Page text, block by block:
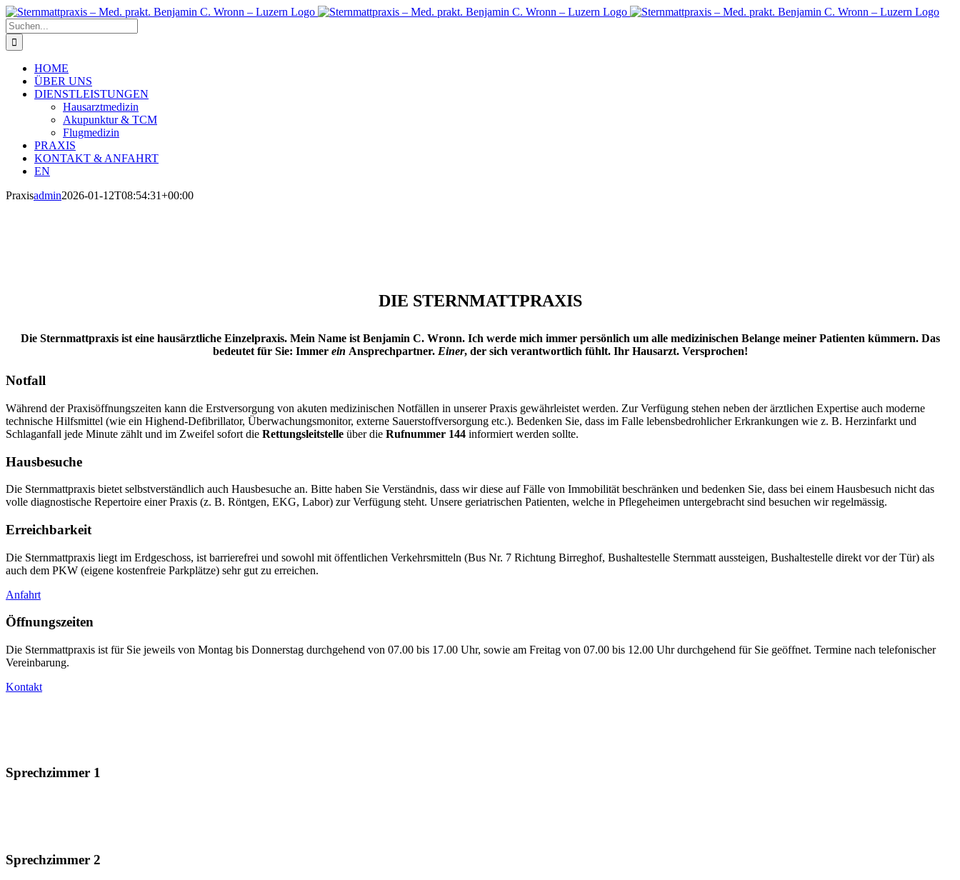
Zum
Inhalt
springen
Suche
nach:
HOME
ÜBER UNS
DIENSTLEISTUNGEN
Hausarztmedizin
Akupunktur & TCM
Flugmedizin
PRAXIS
KONTAKT & ANFAHRT
EN
Praxisadmin2026-01-12T08:54:31+00:00
DIE STERNMATTPRAXIS
Die Sternmattpraxis ist eine hausärztliche Einzelpraxis. Mein Name ist Benjamin C. Wronn. Ich werde mich immer persönlich um alle medizinischen Belange meiner Patienten kümmern. Das
bedeutet für Sie: Immer ein Ansprechpartner. Einer, der sich verantwortlich fühlt. Ihr Hausarzt. Versprochen!
Notfall
Während der Praxisöffnungszeiten kann die Erstversorgung von akuten medizinischen Notfällen in unserer Praxis gewährleistet werden. Zur Verfügung stehen neben der ärztlichen Expertise auch moderne
technische Hilfsmittel (wie ein Highend-Defibrillator, Überwachungsmonitor, externe Sauerstoffversorgung etc.). Bedenken Sie, dass im Falle lebensbedrohlicher Erkrankungen wie z. B. Herzinfarkt und
Schlaganfall jede Minute zählt und im Zweifel sofort die Rettungsleitstelle über die Rufnummer 144 informiert werden sollte.
Hausbesuche
Die Sternmattpraxis bietet selbstverständlich auch Hausbesuche an. Bitte haben Sie Verständnis, dass wir diese auf Fälle von Immobilität beschränken und bedenken Sie, dass bei einem Hausbesuch nicht das
volle diagnostische Repertoire einer Praxis (z. B. Röntgen, EKG, Labor) zur Verfügung steht. Unsere geriatrischen Patienten, welche in Pflegeheimen untergebracht sind besuchen wir regelmässig.
Erreichbarkeit
Die Sternmattpraxis liegt im Erdgeschoss, ist barrierefrei und sowohl mit öffentlichen Verkehrsmitteln (Bus Nr. 7 Richtung Birreghof, Bushaltestelle Sternmatt aussteigen, Bushaltestelle direkt vor der Tür) als
auch dem PKW (eigene kostenfreie Parkplätze) sehr gut zu erreichen.
Anfahrt
Öffnungszeiten
Die Sternmattpraxis ist für Sie jeweils von Montag bis Donnerstag durchgehend von 07.00 bis 17.00 Uhr, sowie am Freitag von 07.00 bis 12.00 Uhr durchgehend für Sie geöffnet. Termine nach telefonischer
Vereinbarung.
Kontakt
Sprechzimmer 1
Sprechzimmer 2